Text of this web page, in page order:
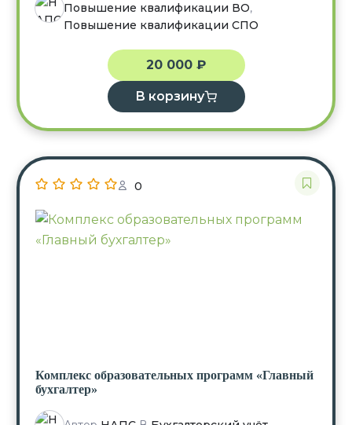
Повышение квалификации ВО,
Повышение квалификации СПО
20 000 ₽
В корзину
0
Комплекс образовательных программ «Главный
бухгалтер»